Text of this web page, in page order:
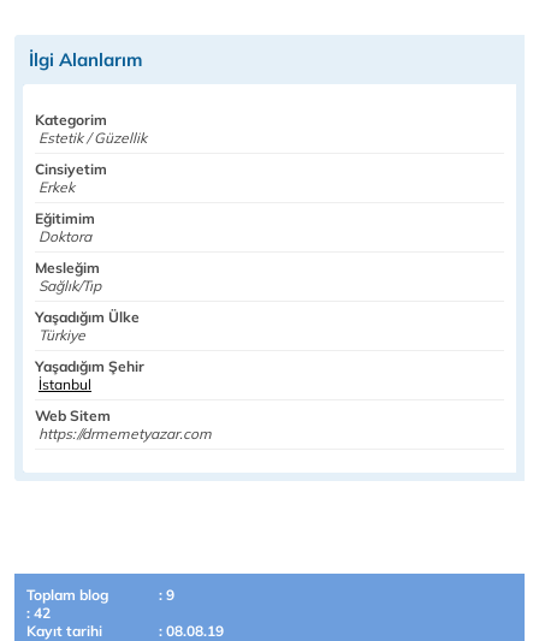
İlgi Alanlarım
Kategorim
Estetik / Güzellik
Cinsiyetim
Erkek
Eğitimim
Doktora
Mesleğim
Sağlık/Tıp
Yaşadığım Ülke
Türkiye
Yaşadığım Şehir
İstanbul
Web Sitem
https://drmemetyazar.com
Toplam blog
: 9
: 42
Kayıt tarihi
: 08.08.19